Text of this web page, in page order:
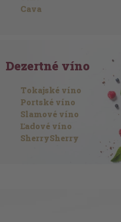
Cava
Dezertné víno
Tokajské víno
Portské víno
Slamové víno
Ľadové víno
SherrySherry